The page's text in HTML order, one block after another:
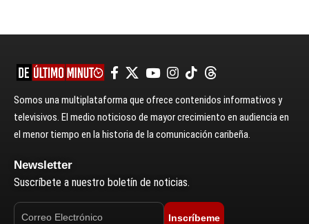
Somos una multiplataforma que ofrece contenidos informativos y
televisivos. El medio noticioso de mayor crecimiento en audiencia en
el menor tiempo en la historia de la comunicación caribeña.
Newsletter
Suscríbete a nuestro boletín de noticias.
Inscríbeme